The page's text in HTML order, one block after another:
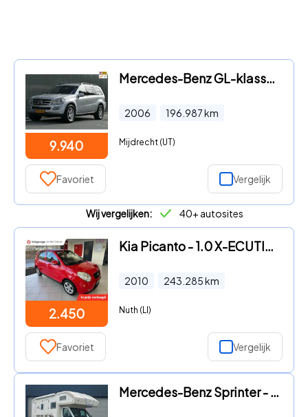
9.940
Mercedes-Benz GL-klasse - 450 Youngtimer NAP 7-Persoons Schuifdak Luchtvering
2006 196.987km
Mijdrecht (UT)
Favoriet Vergelijk
Wij vergelijken: 40+ autosites
2.450
Kia Picanto - 1.0 X-ECUTIVE
2010 243.285km
Nuth (LI)
Favoriet Vergelijk
Mercedes-Benz Sprinter - 518 V6 Camper Automaat 4x4 Off Road Weinsberg LEV